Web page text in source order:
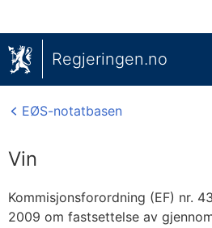
Regjeringen.no
EØS-notatbasen
Vin
Kommisjonsforordning (EF) nr.
2009 om fastsettelse av